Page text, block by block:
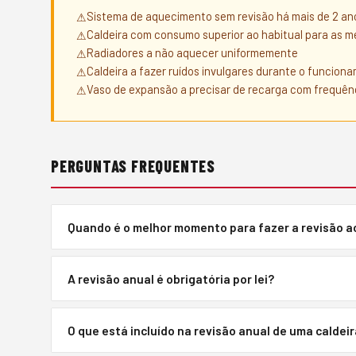
Sistema de aquecimento sem revisão há mais de 2
Caldeira com consumo superior ao habitual para as
Radiadores a não aquecer uniformemente
Caldeira a fazer ruídos invulgares durante o
Vaso de expansão a precisar de recarga com
PERGUNTAS FREQUENTES
Quando é o melhor momento para fazer a revisão
antes de o frio chegar. Evite agendar em novembro
A revisão anual é obrigatória por lei?
emissão de relatório. Para outros sistemas, não é
O que está incluído na revisão anual de uma